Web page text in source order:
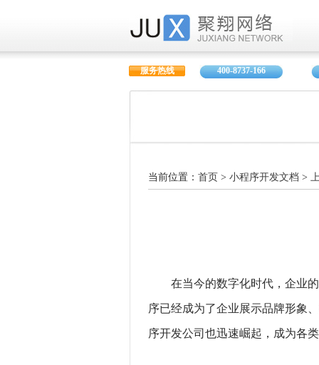
服务热线 400-8737-166
当前位置： 首页 > 小程序开发文档 >
在当今的数字化时代，企业
序已经成为了企业展示品牌形象
序开发公司也迅速崛起，成为各